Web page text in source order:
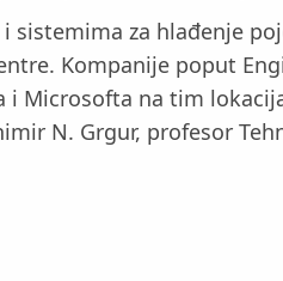
sistemima za hlađenje
Kompanije poput
Microsofta na tim
N. Grgur, profesor